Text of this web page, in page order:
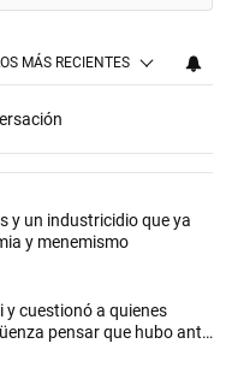
MÁS RECIENTES
comentarios en los
histórico de quiebras y
y un industricidio que ya
y menemismo
despidió a Jorge Messi y
y cuestionó a quienes
pensar que hubo anti-